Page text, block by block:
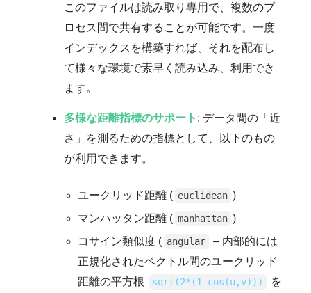
このファイルは読み取り専用で、複数のプ
ロセス間で共有することが可能です。一度
インデックスを構築すれば、それを配布し
て様々な環境で素早く読み込み、利用でき
ます。
多様な距離指標のサポート : データ間の「近
さ」を測るための指標として、以下のもの
が利用できます。
ユークリッド距離 ( euclidean )
マンハッタン距離 ( manhattan )
コサイン類似度 ( angular
– 内部的には
正規化されたベクトル間のユークリッド
距離の平方根
sqrt(2*(1-cos(u,v)))
を